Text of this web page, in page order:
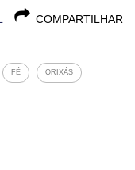
COMPARTILHAR
FÉ ORIXÁS